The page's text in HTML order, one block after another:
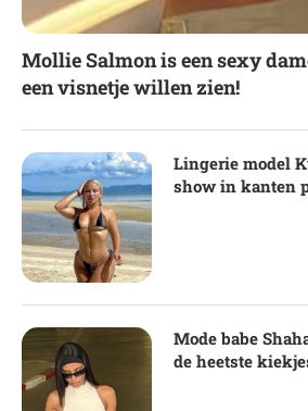
Mollie Salmon is een sexy
een visnetje willen zien!
Lingerie model
show in kanten
Mode babe
de heetste